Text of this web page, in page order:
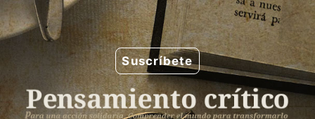
Saltar
al
contenido
Suscríbete